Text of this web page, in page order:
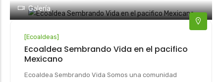
Galería
[Ecoaldeas]
Ecoaldea Sembrando Vida en el pacifico
Mexicano
Ecoaldea Sembrando Vida Somos una comunidad